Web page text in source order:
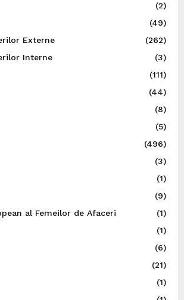
(2)
(49)
Externe
(262)
Interne
(3)
(111)
(44)
(8)
(5)
(496)
(3)
(1)
(9)
al Femeilor de Afaceri
(1)
(1)
(6)
(21)
(1)